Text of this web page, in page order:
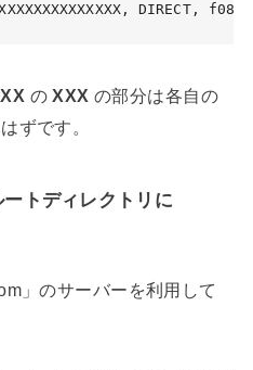
DIRECT,
のXXX の部分は各自の
ずです。
トディレクトリに
」のサーバーを利用して